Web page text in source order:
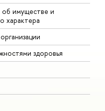
об имуществе и
характера
здоровья